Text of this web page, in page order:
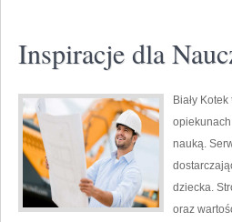
Inspiracje dla
Biały
nauką.
dziecka.
oraz